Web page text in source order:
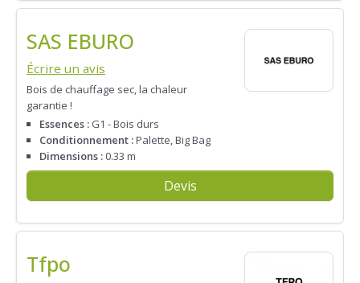
SAS EBURO
Écrire un avis
Bois de chauffage sec, la chaleur
garantie !
Essences : G1 - Bois durs
Conditionnement :Palette, Big Bag
Dimensions : 0.33 m
Devis
Tfpo